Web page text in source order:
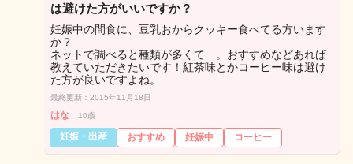
は避けた方がいいですか？
妊娠中の間食に、豆乳おからクッキー食べてる方います
か？
ネットで調べると種類が多くて…。おすすめなどあれば
教えていただきたいです！紅茶味とかコーヒー味は避け
た方が良いですよね。
最終更新：2015年11月18日
はな 10歳
妊娠・出産 おすすめ 妊娠中 コーヒー